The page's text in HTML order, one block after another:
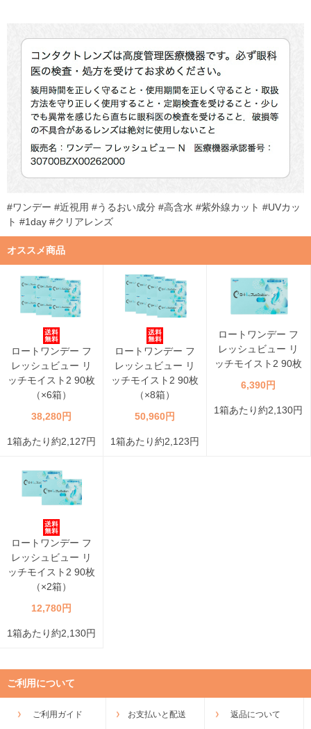
#ワンデー #近視用 #うるおい成分 #高含水 #紫外線カット #UVカッ
ト #1day #クリアレンズ
オススメ商品
ロートワンデー フ
レッシュビュー リ
ッチモイスト2 90枚
（×6箱）
38,280円
1箱あたり約2,127円
ロートワンデー フ
レッシュビュー リ
ッチモイスト2 90枚
（×8箱）
50,960円
1箱あたり約2,123円
ロートワンデー フ
レッシュビュー リ
ッチモイスト2 90枚
6,390円
1箱あたり約2,130円
ロートワンデー フ
レッシュビュー リ
ッチモイスト2 90枚
（×2箱）
12,780円
1箱あたり約2,130円
ご利用について
ご利用ガイド お支払いと配送 返品について